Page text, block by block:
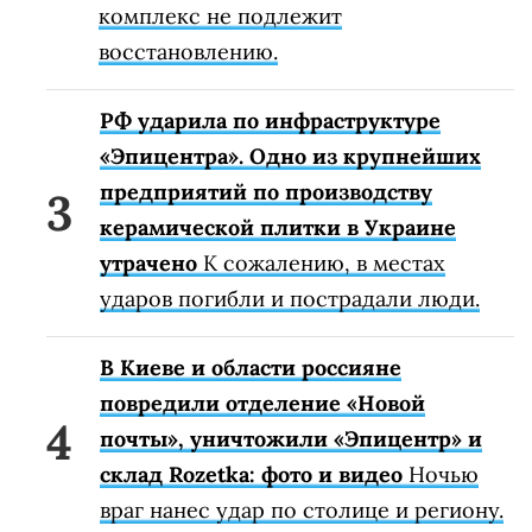
комплекс не подлежит
восстановлению.
РФ ударила по инфраструктуре
«Эпицентра». Одно из крупнейших
предприятий по производству
керамической плитки в Украине
утрачено К сожалению, в местах
ударов погибли и пострадали люди.
В Киеве и области россияне
повредили отделение «Новой
почты», уничтожили «Эпицентр» и
склад Rozetka: фото и видео Ночью
враг нанес удар по столице и региону.